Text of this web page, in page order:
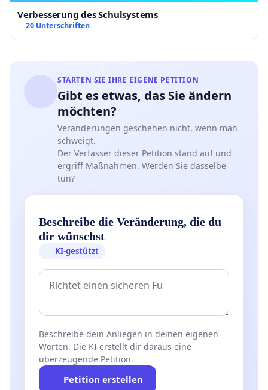
Verbesserung des Schulsystems
20 Unterschriften
STARTEN SIE IHRE EIGENE PETITION
Gibt es etwas, das Sie ändern
möchten?
Veränderungen geschehen nicht, wenn man
schweigt.
Der Verfasser dieser Petition stand auf und
ergriff Maßnahmen. Werden Sie dasselbe
tun?
Beschreibe die Veränderung, die du
dir wünschst
KI-gestützt
Beschreibe dein Anliegen in deinen eigenen
Worten. Die KI erstellt dir daraus eine
überzeugende Petition.
Petition erstellen